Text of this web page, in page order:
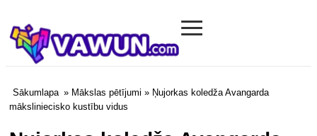
Vawun.com
≡
Sākumlapa » Mākslas pētījumi » Ņujorkas koledža Avangarda
māksliniecisko kustību vidus